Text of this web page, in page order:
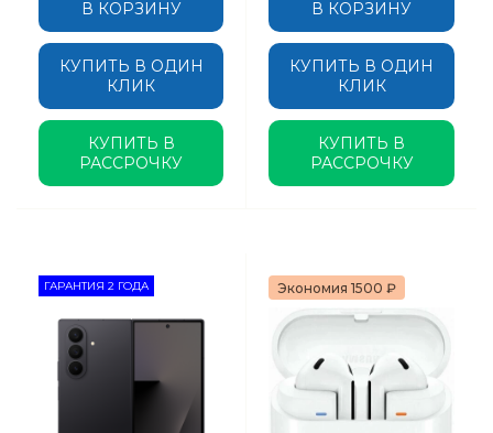
В КОРЗИНУ
КУПИТЬ В ОДИН
КЛИК
КУПИТЬ В
РАССРОЧКУ
В КОРЗИНУ
КУПИТЬ В ОДИН
КЛИК
КУПИТЬ В
РАССРОЧКУ
ГАРАНТИЯ 2 ГОДА Экономия 1500 ₽